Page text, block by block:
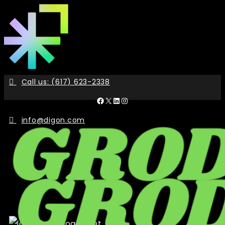
to
content
Call us: (617) 623-2338
Facebook
X LinkedIn
Instagram
info@digon.com